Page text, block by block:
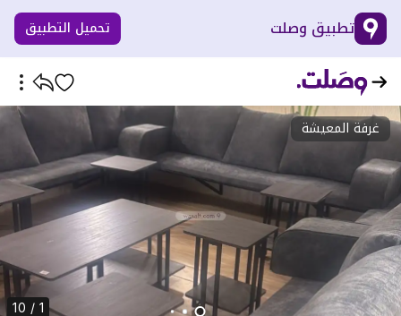
تطبيق وصلت تحميل التطبيق
غرفة المعيشة
1 / 10